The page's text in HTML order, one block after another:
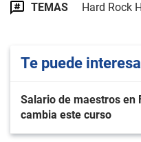
TEMAS Hard Rock
Te puede
Salario de maestros en
cambia este curso